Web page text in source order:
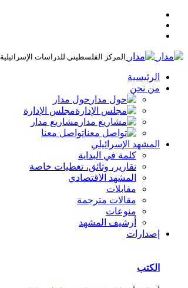
المركز الفلسطيني للدراسات الإسرائيلية
الرئيسية
من نحن
حول مدار
مجلس الإدارة
مشاريع مدار
تواصل معنا
المشهد الإسرائيلي
كلمة في البداية
تقارير، وثائق، تغطيات خاصة
المشهد الاقتصادي
مقابلات
مقالات مترجمة
منوعات
أرشيف المشهد
إصدارات
الكتب